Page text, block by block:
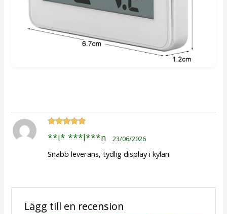
5av 5
**i* ***l***n 23/06/2026
Snabb leverans, tydlig display i kylan.
Lägg till en recension